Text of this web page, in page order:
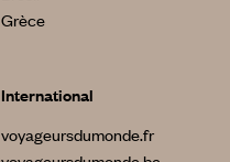
Grèce
International
voyageursdumonde.fr